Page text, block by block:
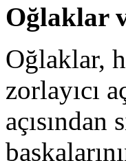
Oğlaklar
Oğlaklar,
zorlayıcı